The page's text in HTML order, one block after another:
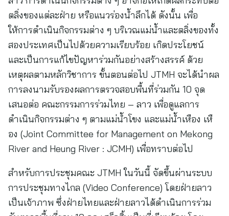
ตลิ่งของแต่ละฝ่าย หรือแนวร่องน้ำลึกได้ ดังนั้น เพื่อ
ให้การดำเนินกิจกรรมต่าง ๆ บริเวณแม่น้ำและตลิ่งของทั้ง
สองประเทศเป็นไปด้วยความเรียบร้อย เกิดประโยชน์
และเป็นการแก้ไขปัญหาร่วมกันอย่างสร้างสรรค์ ด้วย
เหตุผลตามหลักวิชาการ ขั้นตอนต่อไป JTMH จะได้นำผล
การลงนามรับรองผลการตรวจสอบพื้นที่ร่วมกัน 10 จุด
เสนอต่อ คณะกรรมการร่วมไทย – ลาว เพื่อดูแลการ
ดำเนินกิจกรรมต่าง ๆ ตามแม่น้ำโขง และแม่น้ำเหือง เหื
อง (Joint Committee for Management on Mekong
River and Heung River : JCMH) เพื่อทราบต่อไป
สำหรับการประชุมคณะ JTMH ในวันนี้ จัดขึ้นผ่านระบบ
การประชุมทางไกล (Video Conference) โดยฝ่ายลาว
เป็นเจ้าภาพ ซึ่งฝ่ายไทยและฝ่ายลาวได้ดำเนินการร่วม